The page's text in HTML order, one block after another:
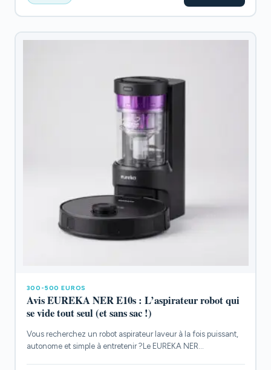
300-500 EUROS
Avis EUREKA NER E10s : L’aspirateur robot qui
se vide tout seul (et sans sac !)
Vous recherchez un robot aspirateur laveur à la fois puissant,
autonome et simple à entretenir ?Le EUREKA NER...